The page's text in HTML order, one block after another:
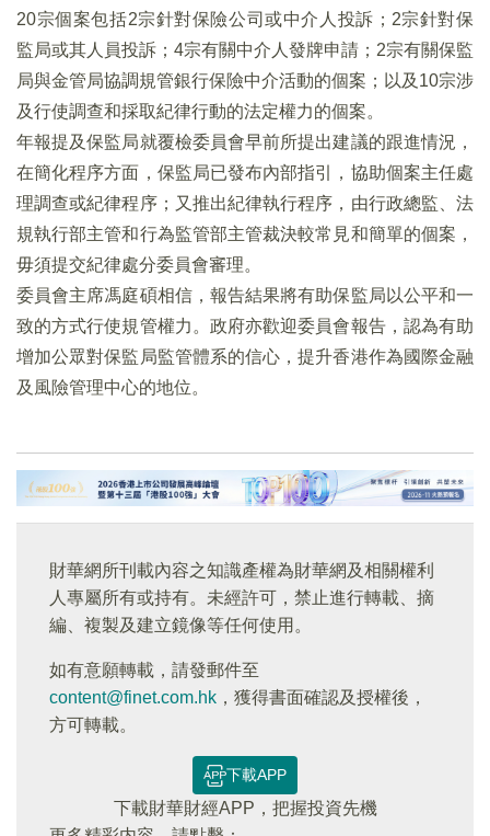
20宗個案包括2宗針對保險公司或中介人投訴；2宗針對保
監局或其人員投訴；4宗有關中介人發牌申請；2宗有關保監
局與金管局協調規管銀行保險中介活動的個案；以及10宗涉
及行使調查和採取紀律行動的法定權力的個案。
年報提及保監局就覆檢委員會早前所提出建議的跟進情況，
在簡化程序方面，保監局已發布內部指引，協助個案主任處
理調查或紀律程序；又推出紀律執行程序，由行政總監、法
規執行部主管和行為監管部主管裁決較常見和簡單的個案，
毋須提交紀律處分委員會審理。
委員會主席馮庭碩相信，報告結果將有助保監局以公平和一
致的方式行使規管權力。政府亦歡迎委員會報告，認為有助
增加公眾對保監局監管體系的信心，提升香港作為國際金融
及風險管理中心的地位。
財華網所刊載內容之知識產權為財華網及相關權利
人專屬所有或持有。未經許可，禁止進行轉載、摘
編、複製及建立鏡像等任何使用。
如有意願轉載，請發郵件至
content@finet.com.hk ，獲得書面確認及授權後，
方可轉載。
下載APP
下載財華財經APP，把握投資先機